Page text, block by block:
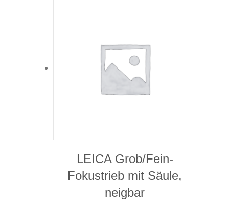
LEICA Grob/Fein-
Fokustrieb mit Säule,
neigbar